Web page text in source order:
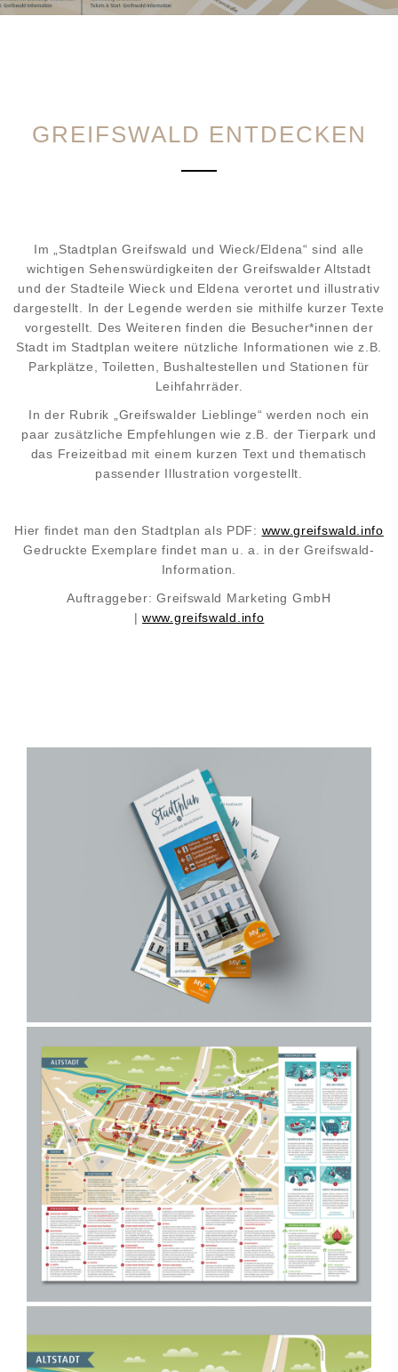
GREIFSWALD ENTDECKEN
Im „Stadtplan Greifswald und Wieck/Eldena“ sind alle
wichtigen Sehenswürdigkeiten der Greifswalder Altstadt
und der Stadteile Wieck und Eldena verortet und illustrativ
dargestellt. In der Legende werden sie mithilfe kurzer Texte
vorgestellt. Des Weiteren finden die Besucher*innen der
Stadt im Stadtplan weitere nützliche Informationen wie z.B.
Parkplätze, Toiletten, Bushaltestellen und Stationen für
Leihfahrräder.
In der Rubrik „Greifswalder Lieblinge“ werden noch ein
paar zusätzliche Empfehlungen wie z.B. der Tierpark und
das Freizeitbad mit einem kurzen Text und thematisch
passender Illustration vorgestellt.
Hier findet man den Stadtplan als PDF: www.greifswald.info
Gedruckte Exemplare findet man u. a. in der Greifswald-
Information.
Auftraggeber: Greifswald Marketing GmbH
|www.greifswald.info